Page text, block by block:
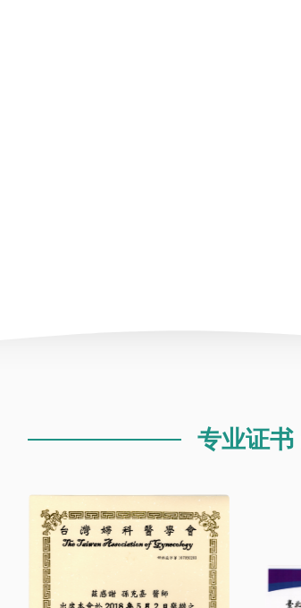
专业证书